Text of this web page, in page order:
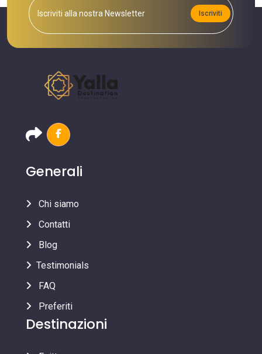
Iscriviti
Generali
Chi siamo
Contatti
Blog
Testimonials
FAQ
Preferiti
Destinazioni